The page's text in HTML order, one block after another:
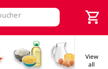
View
all